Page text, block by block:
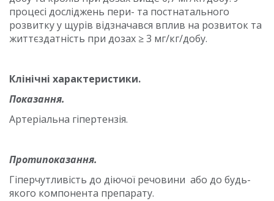
процесі досліджень пери- та постнатального
розвитку у щурів відзначався вплив на розвиток та
життєздатність при дозах ≥ 3 мг/кг/добу.
Клінічні характеристики.
Показання.
Артеріальна гіпертензія.
Протипоказання.
Гіперчутливість до діючої речовини або до будь-
якого компонента препарату.